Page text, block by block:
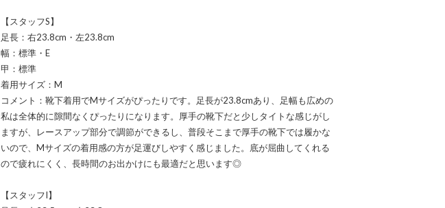
【スタッフS】
足長：右23.8cm・左23.8cm
幅：標準・E
甲：標準
着用サイズ：M
コメント：靴下着用でMサイズがぴったりです。足長が23.8cmあり、足幅も広めの
私は全体的に隙間なくぴったりになります。厚手の靴下だと少しタイトな感じがし
ますが、レースアップ部分で調節ができるし、普段そこまで厚手の靴下では履かな
いので、Mサイズの着用感の方が足運びしやすく感じました。底が屈曲してくれる
ので疲れにくく、長時間のお出かけにも最適だと思います◎
【スタッフI】